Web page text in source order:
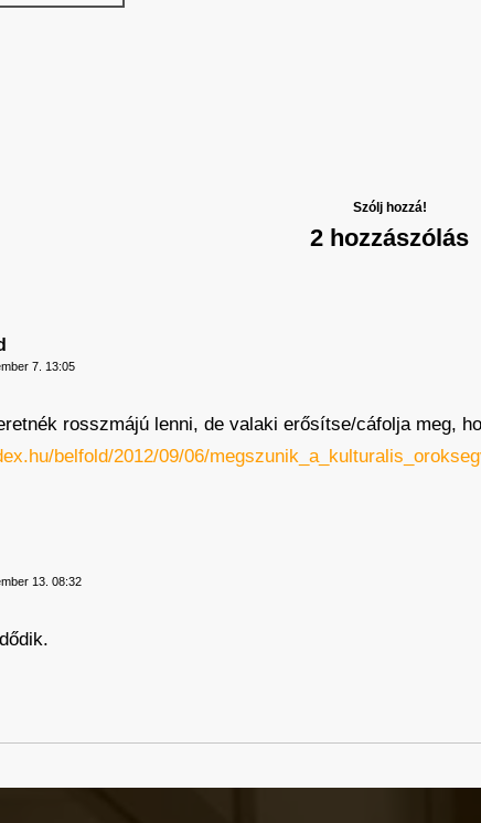
Szólj hozzá!
2 hozzászólás
7. 13:05
rosszmájú lenni, de valaki erősítse/cáfolja meg,
belfold/2012/09/06/
13. 08:32